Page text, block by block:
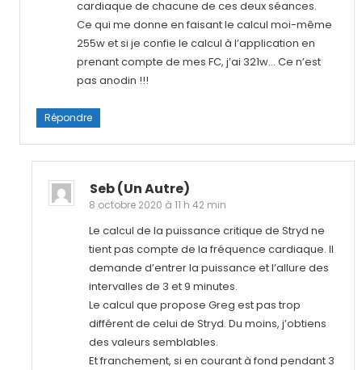
cardiaque de chacune de ces deux séances.
Ce qui me donne en faisant le calcul moi-même
255w et si je confie le calcul à l’application en
prenant compte de mes FC, j’ai 321w… Ce n’est
pas anodin !!!
Répondre
Seb (un Autre)
8 octobre 2020 à 11 h 42 min
Le calcul de la puissance critique de Stryd ne
tient pas compte de la fréquence cardiaque. Il
demande d’entrer la puissance et l’allure des
intervalles de 3 et 9 minutes.
Le calcul que propose Greg est pas trop
différent de celui de Stryd. Du moins, j’obtiens
des valeurs semblables.
Et franchement, si en courant à fond pendant 3